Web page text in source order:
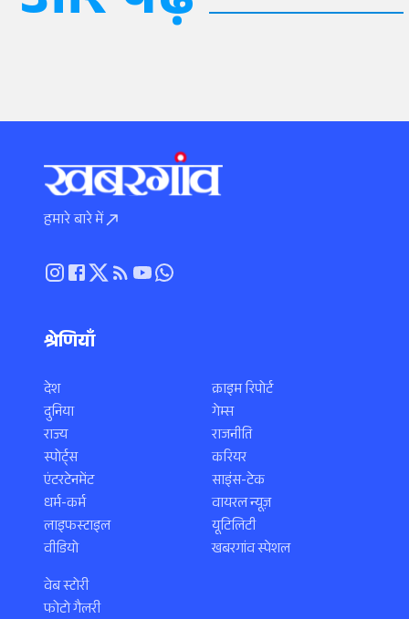
हमारे बारे में
श्रेणियाँ
देश
दुनिया
राज्य
स्पोर्ट्स
एंटरटेनमेंट
धर्म-कर्म
लाइफस्टाइल
वीडियो
क्राइम रिपोर्ट
गेम्स
राजनीति
करियर
साइंस-टेक
वायरल न्यूज़
यूटिलिटी
खबरगांव स्पेशल
वेब स्टोरी
फोटो गैलरी